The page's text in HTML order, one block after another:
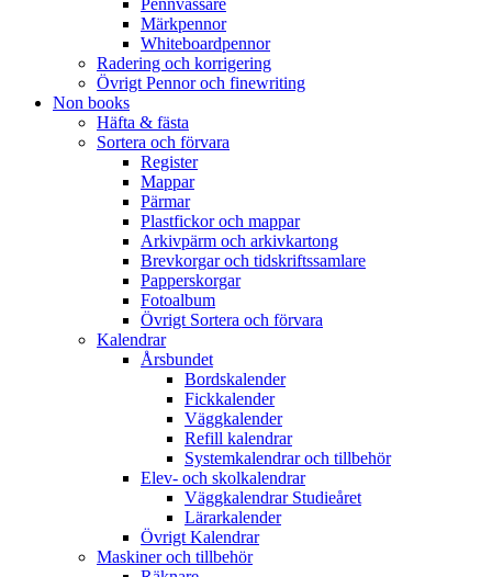
Pennvässare
Märkpennor
Whiteboardpennor
Radering och korrigering
Övrigt Pennor och finewriting
Non books
Häfta & fästa
Sortera och förvara
Register
Mappar
Pärmar
Plastfickor och mappar
Arkivpärm och arkivkartong
Brevkorgar och tidskriftssamlare
Papperskorgar
Fotoalbum
Övrigt Sortera och förvara
Kalendrar
Årsbundet
Bordskalender
Fickkalender
Väggkalender
Refill kalendrar
Systemkalendrar och tillbehör
Elev- och skolkalendrar
Väggkalendrar Studieåret
Lärarkalender
Övrigt Kalendrar
Maskiner och tillbehör